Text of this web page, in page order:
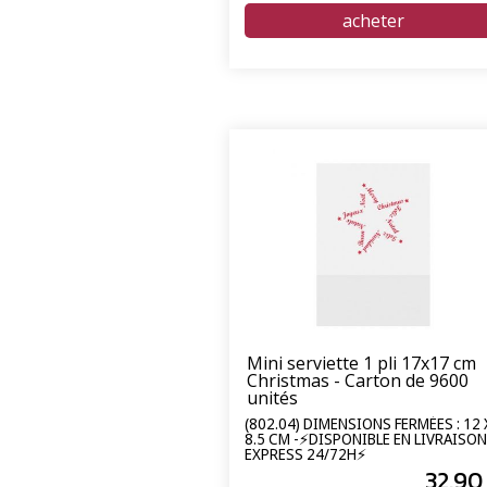
Mini serviette 1 pli 17x17 cm
Christmas - Carton de 9600
unités
(802.04) DIMENSIONS FERMÉES : 12
8.5 CM -⚡DISPONIBLE EN LIVRAISON
EXPRESS 24/72H⚡